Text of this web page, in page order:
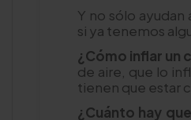
Y no sólo ayudan
si ya tenemos
¿Cómo inflar un
de aire, que lo
tienen que estar
¿Cuánto hay